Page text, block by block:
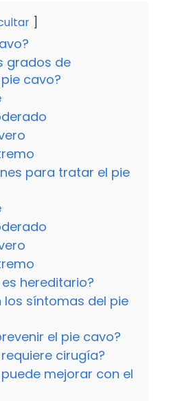
grados de
cavo?
para tratar el pie
hereditario?
los síntomas del pie
el pie cavo?
cirugía?
mejorar con el